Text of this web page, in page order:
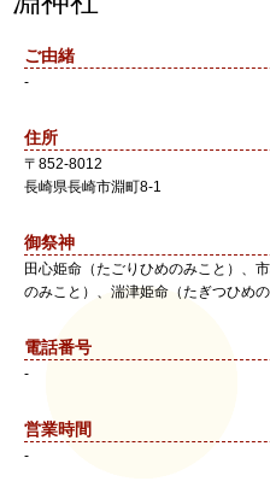
ご由緒
-
住所
〒 852-8012
長崎県長崎市淵町8-1
御祭神
田心姫命（たごりひめのみこと）、
のみこと）、湍津姫命（たぎつひめの
電話番号
-
営業時間
-